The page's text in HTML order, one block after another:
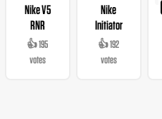
Nike V5
RNR
👍 195
votes
Nike
Initiator
👍 192
votes